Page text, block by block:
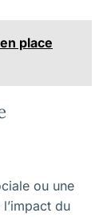
place
ou une
du